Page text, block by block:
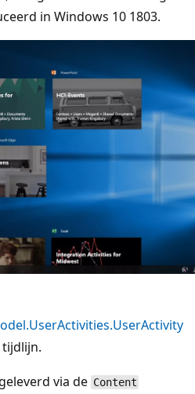
in Windows 10 1803.
tijdlijn.
via de Content